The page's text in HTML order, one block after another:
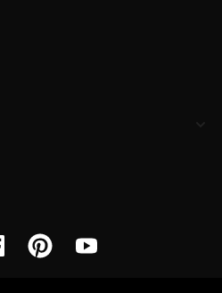
FacebookPinterest